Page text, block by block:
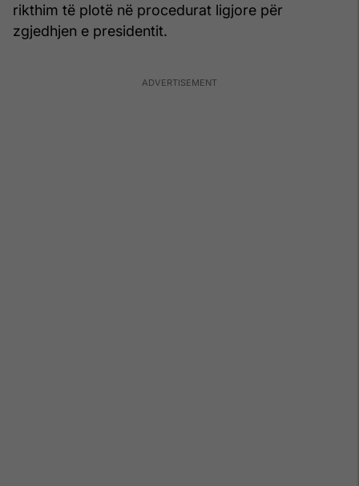
rikthim të plotë në procedurat ligjore për
zgjedhjen e presidentit.